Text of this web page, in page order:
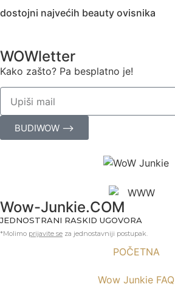
dostojni najvećih beauty ovisnika
WOWletter
Kako zašto? Pa besplatno je!
BUDIWOW ⟶
Wow-Junkie.COM
JEDNOSTRANI RASKID UGOVORA
*Molimo prijavite se za jednostavniji postupak.
POČETNA
Wow Junkie FAQ